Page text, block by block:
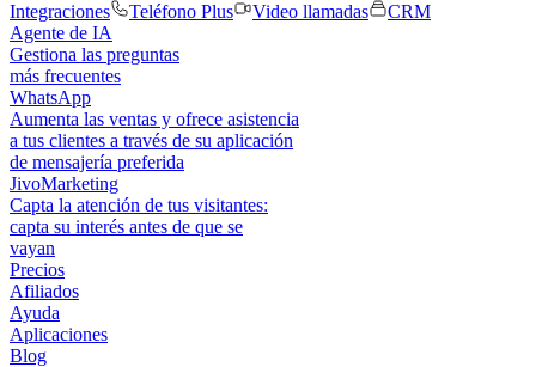
Integraciones
Teléfono Plus Video llamadas
CRM
Agente de IA
Gestiona las preguntas
más frecuentes
WhatsApp
Aumenta las ventas y ofrece asistencia
a tus clientes a través de su aplicación
de mensajería preferida
JivoMarketing
Capta la atención de tus visitantes:
capta su interés antes de que se
vayan
Precios
Afiliados
Ayuda
Aplicaciones
Blog